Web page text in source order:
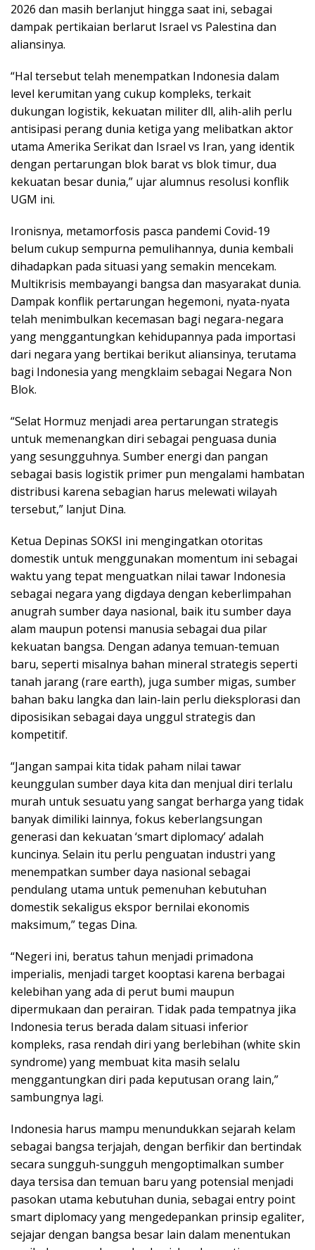
2026 dan masih berlanjut hingga saat ini, sebagai
dampak pertikaian berlarut Israel vs Palestina dan
aliansinya.
“Hal tersebut telah menempatkan Indonesia dalam
level kerumitan yang cukup kompleks, terkait
dukungan logistik, kekuatan militer dll, alih-alih perlu
antisipasi perang dunia ketiga yang melibatkan aktor
utama Amerika Serikat dan Israel vs Iran, yang identik
dengan pertarungan blok barat vs blok timur, dua
kekuatan besar dunia,” ujar alumnus resolusi konflik
UGM ini.
Ironisnya, metamorfosis pasca pandemi Covid-19
belum cukup sempurna pemulihannya, dunia kembali
dihadapkan pada situasi yang semakin mencekam.
Multikrisis membayangi bangsa dan masyarakat dunia.
Dampak konflik pertarungan hegemoni, nyata-nyata
telah menimbulkan kecemasan bagi negara-negara
yang menggantungkan kehidupannya pada importasi
dari negara yang bertikai berikut aliansinya, terutama
bagi Indonesia yang mengklaim sebagai Negara Non
Blok.
“Selat Hormuz menjadi area pertarungan strategis
untuk memenangkan diri sebagai penguasa dunia
yang sesungguhnya. Sumber energi dan pangan
sebagai basis logistik primer pun mengalami hambatan
distribusi karena sebagian harus melewati wilayah
tersebut,” lanjut Dina.
Ketua Depinas SOKSI ini mengingatkan otoritas
domestik untuk menggunakan momentum ini sebagai
waktu yang tepat menguatkan nilai tawar Indonesia
sebagai negara yang digdaya dengan keberlimpahan
anugrah sumber daya nasional, baik itu sumber daya
alam maupun potensi manusia sebagai dua pilar
kekuatan bangsa. Dengan adanya temuan-temuan
baru, seperti misalnya bahan mineral strategis seperti
tanah jarang (rare earth), juga sumber migas, sumber
bahan baku langka dan lain-lain perlu dieksplorasi dan
diposisikan sebagai daya unggul strategis dan
kompetitif.
“Jangan sampai kita tidak paham nilai tawar
keunggulan sumber daya kita dan menjual diri terlalu
murah untuk sesuatu yang sangat berharga yang tidak
banyak dimiliki lainnya, fokus keberlangsungan
generasi dan kekuatan ‘smart diplomacy’ adalah
kuncinya. Selain itu perlu penguatan industri yang
menempatkan sumber daya nasional sebagai
pendulang utama untuk pemenuhan kebutuhan
domestik sekaligus ekspor bernilai ekonomis
maksimum,” tegas Dina.
“Negeri ini, beratus tahun menjadi primadona
imperialis, menjadi target kooptasi karena berbagai
kelebihan yang ada di perut bumi maupun
dipermukaan dan perairan. Tidak pada tempatnya jika
Indonesia terus berada dalam situasi inferior
kompleks, rasa rendah diri yang berlebihan (white skin
syndrome) yang membuat kita masih selalu
menggantungkan diri pada keputusan orang lain,”
sambungnya lagi.
Indonesia harus mampu menundukkan sejarah kelam
sebagai bangsa terjajah, dengan berfikir dan bertindak
secara sungguh-sungguh mengoptimalkan sumber
daya tersisa dan temuan baru yang potensial menjadi
pasokan utama kebutuhan dunia, sebagai entry point
smart diplomacy yang mengedepankan prinsip egaliter,
sejajar dengan bangsa besar lain dalam menentukan